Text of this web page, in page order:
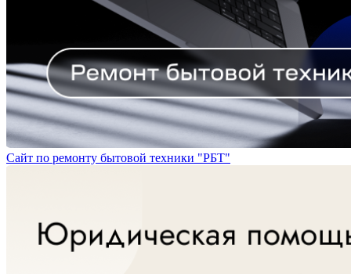
Сайт по ремонту бытовой техники "РБТ"